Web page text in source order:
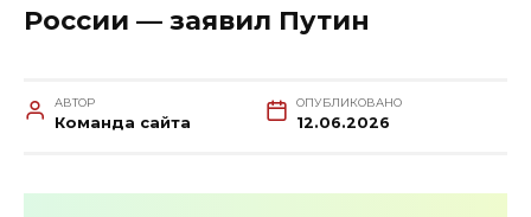
России — заявил Путин
АВТОР
Команда сайта
ОПУБЛИКОВАНО
12.06.2026